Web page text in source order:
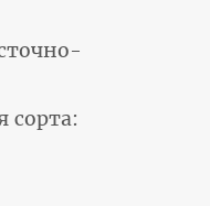
сорта: